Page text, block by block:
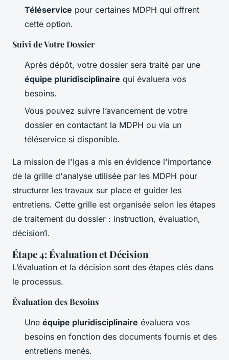
Téléservice pour certaines MDPH qui offrent
cette option.
Suivi de Votre Dossier
Après dépôt, votre dossier sera traité par une
équipe pluridisciplinaire qui évaluera vos
besoins.
Vous pouvez suivre l’avancement de votre
dossier en contactant la MDPH ou via un
téléservice si disponible.
La mission de l'Igas a mis en évidence l'importance
de la grille d'analyse utilisée par les MDPH pour
structurer les travaux sur place et guider les
entretiens. Cette grille est organisée selon les étapes
de traitement du dossier : instruction, évaluation,
décision1.
Étape 4: Évaluation et Décision
L’évaluation et la décision sont des étapes clés dans
le processus.
Évaluation des Besoins
Une équipe pluridisciplinaire évaluera vos
besoins en fonction des documents fournis et des
entretiens menés.